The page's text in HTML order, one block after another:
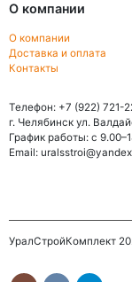
О компании
О компании
Доставка и оплата
Контакты
Телефон: +7 (922) 721-
г. Челябинск ул.
График работы: с
Email:
УралСтройКомплект